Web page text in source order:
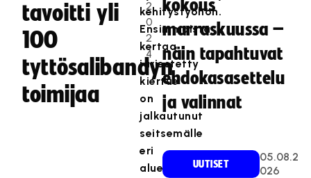
tavoitti yli
100
tyttösalibandyn
toimijaa
2
0
2
4
kehitystyöhön.
Ensimmäistä
kertaa
järjestetty
kiertue
on
jalkautunut
seitsemälle
eri
alueelle
kokous
marraskuussa –
näin tapahtuvat
ehdokasasettelu
ja valinnat
UUTISET
05.08.2
026